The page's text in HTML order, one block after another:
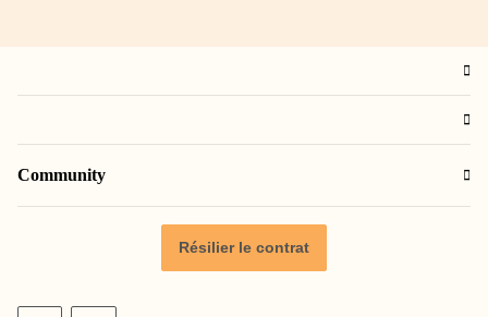
Community
Résilier le contrat